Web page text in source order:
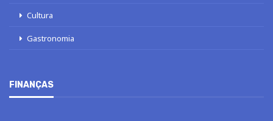
Cultura
Gastronomia
FINANÇAS